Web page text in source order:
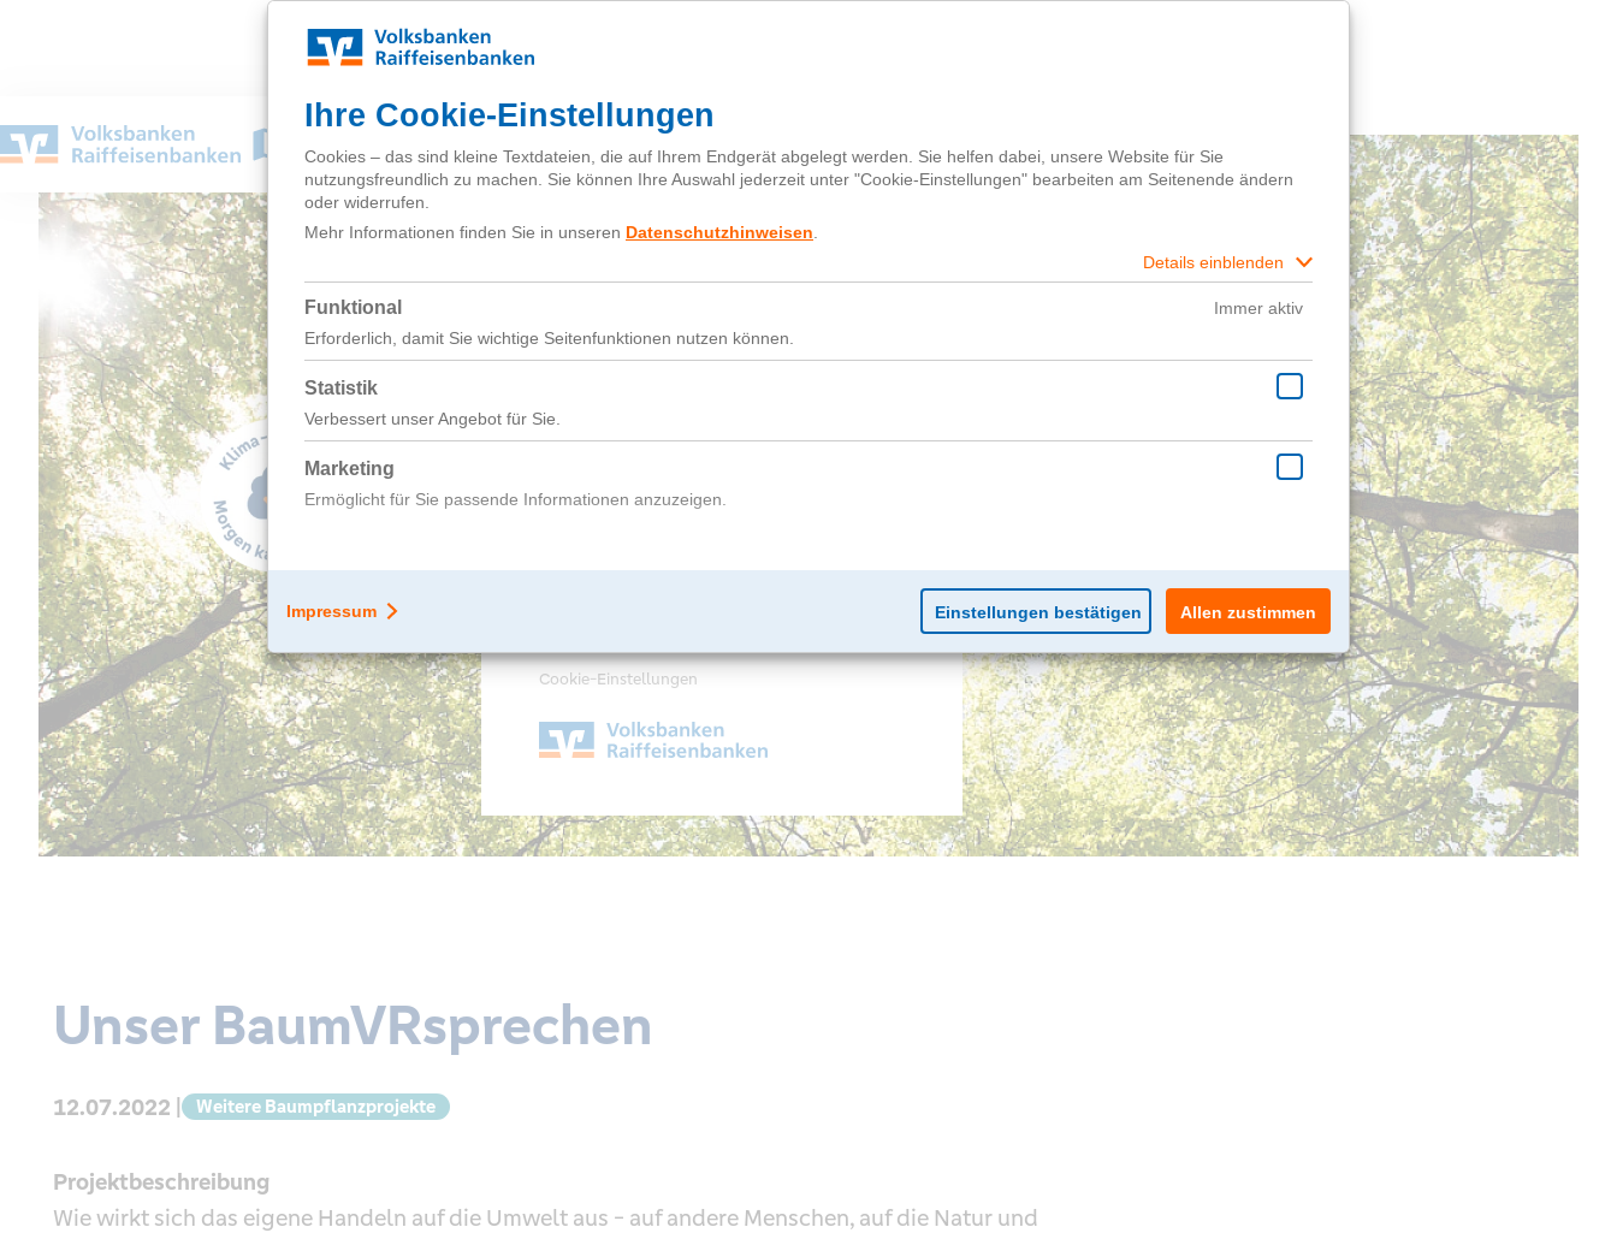
Mehr zur Klima-Initiative
Projekte
Cookie-Einstellungen
Unser BaumVRsprechen
12.07.2022 | Weitere Baumpflanzprojekte
Projektbeschreibung
Wie wirkt sich das eigene Handeln auf die Umwelt aus - auf andere Menschen, auf die Natur und